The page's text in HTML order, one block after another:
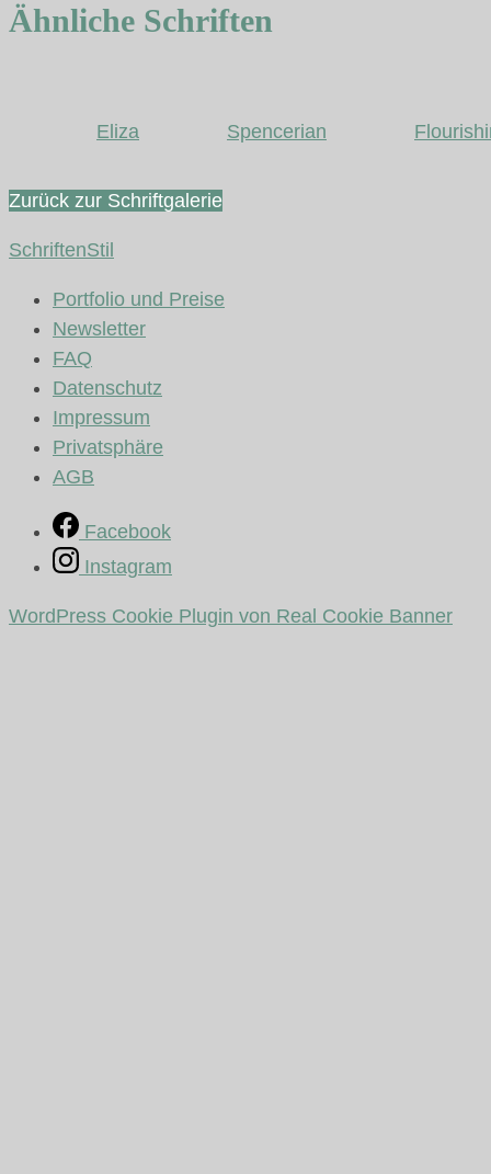
Ähnliche Schriften
Eliza Spencerian
Zurück zur Schriftgalerie
SchriftenStil
Portfolio und Preise
Newsletter
FAQ
Datenschutz
Impressum
Privatsphäre
AGB
Facebook
Instagram
WordPress Cookie Plugin von Real Cookie Banner